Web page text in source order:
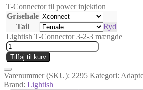
T-Connector til power injektion
Grisehale
Tail
Ryd
Lightish T-Connector 3-2-3 mængde
Tilføj til kurv
Varenummer (SKU): 2295 Kategori:
Brand: Lightish